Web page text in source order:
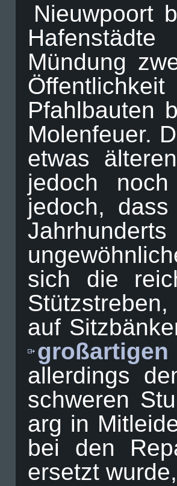
Nieuwpoort
Mündung
Pfahlbauten
Molenfeuer.
etwas
jedoch
jedoch,
sich die
auf
allerdings
schweren
arg in
bei den
ersetzt